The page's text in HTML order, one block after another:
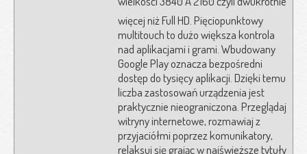
więcej niż Full HD. Pięciopunktowy
multitouch to dużo większa kontrola
nad aplikacjami i grami. Wbudowany
Google Play oznacza bezpośredni
dostęp do tysięcy aplikacji. Dzięki temu
liczba zastosowań urządzenia jest
praktycznie nieograniczona. Przeglądaj
witryny internetowe, rozmawiaj z
przyjaciółmi poprzez komunikatory,
relaksuj się grając w najświeższe tytuły